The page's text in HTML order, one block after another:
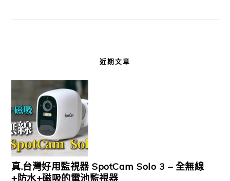
近期文章
真.台灣好用監視器 SpotCam Solo 3 – 全無線
+防水+磁吸的電池監視器